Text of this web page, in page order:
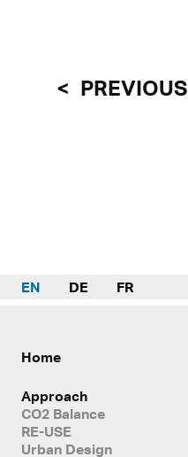
PREVIOUS
EN DE FR
Home
Approach
CO2 Balance
RE-USE
Urban Design